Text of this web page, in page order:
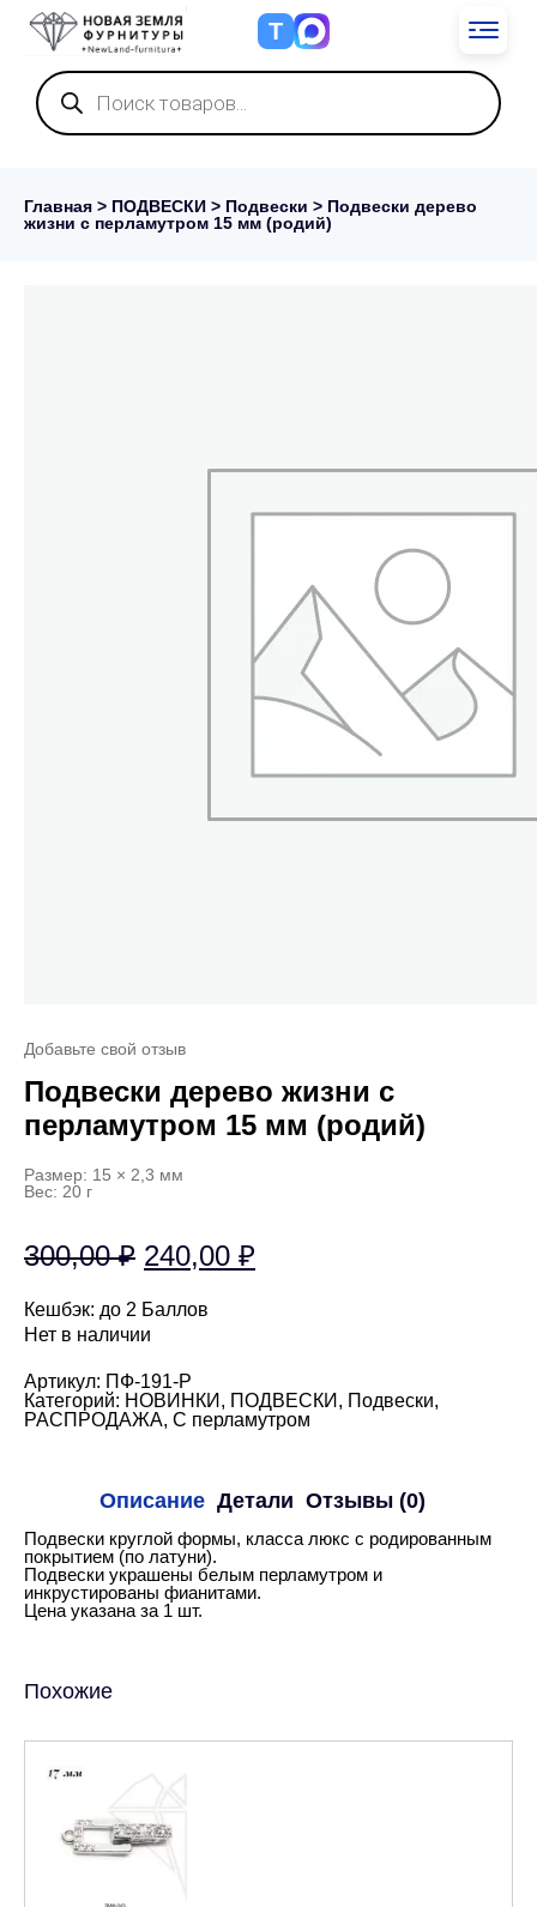
Т
Поиск
товаров
Главная > ПОДВЕСКИ > Подвески > Подвески дерево
жизни с перламутром 15 мм (родий)
Добавьте свой отзыв
Подвески дерево жизни с
перламутром 15 мм (родий)
Размер: 15 × 2,3 мм
Вес: 20 г
300,00₽ Первоначальная
цена
составляла
300,00 ₽.
240,00 ₽
Кешбэк: до 2 Баллов
Нет в наличии
Артикул: ПФ-191-Р
Категорий: НОВИНКИ , ПОДВЕСКИ , Подвески,
РАСПРОДАЖА, С перламутром
Описание Детали Отзывы (0)
Подвески круглой формы, класса люкс с родированным
покрытием (по латуни).
Подвески украшены белым перламутром и
инкрустированы фианитами.
Цена указана за 1 шт.
Похожие